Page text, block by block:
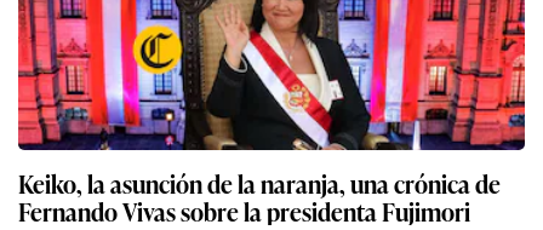
Keiko, la asunción de la naranja, una crónica de
Fernando Vivas sobre la presidenta Fujimori